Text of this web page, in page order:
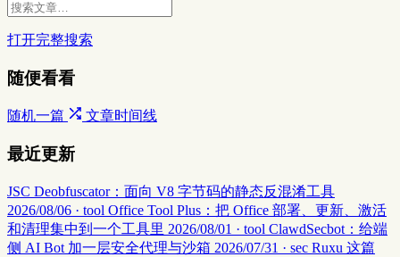
打开完整搜索
随便看看
随机一篇 文章时间线
最近更新
JSC Deobfuscator：面向 V8 字节码的静态反混淆工具
2026/08/06 · tool Office Tool Plus：把 Office 部署、更新、激活
和清理集中到一个工具里 2026/08/01 · tool ClawdSecbot：给端
侧 AI Bot 加一层安全代理与沙箱 2026/07/31 · sec Ruxu 这篇